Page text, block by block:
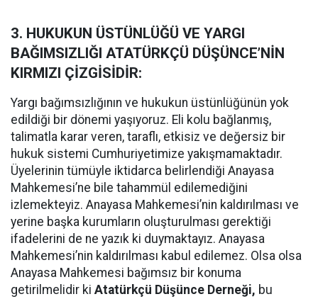
3. HUKUKUN ÜSTÜNLÜĞÜ VE YARGI
BAĞIMSIZLIĞI ATATÜRKÇÜ DÜŞÜNCE’NİN
KIRMIZI ÇİZGİSİDİR:
Yargı bağımsızlığının ve hukukun üstünlüğünün yok
edildiği bir dönemi yaşıyoruz. Eli kolu bağlanmış,
talimatla karar veren, taraflı, etkisiz ve değersiz bir
hukuk sistemi Cumhuriyetimize yakışmamaktadır.
Üyelerinin tümüyle iktidarca belirlendiği Anayasa
Mahkemesi’ne bile tahammül edilemediğini
izlemekteyiz. Anayasa Mahkemesi’nin kaldırılması ve
yerine başka kurumların oluşturulması gerektiği
ifadelerini de ne yazık ki duymaktayız. Anayasa
Mahkemesi’nin kaldırılması kabul edilemez. Olsa olsa
Anayasa Mahkemesi bağımsız bir konuma
getirilmelidir ki Atatürkçü Düşünce Derneği, bu